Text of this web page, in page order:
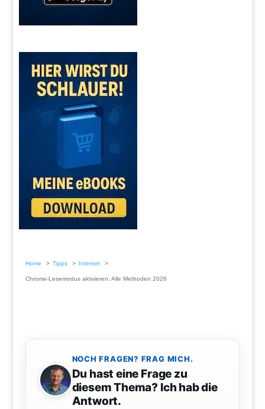
Home Tipps Internet
Chrome-Lesemodus aktivieren: Alle Methoden 2026
NOCH FRAGEN? FRAG MICH.
Du hast eine Frage zu
diesem Thema? Ich hab die
Antwort.